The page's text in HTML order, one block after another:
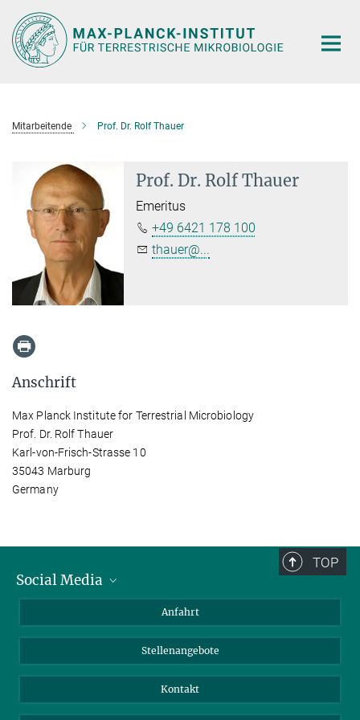
Hauptinhalt
Mitarbeitende Prof. Dr. Rolf Thauer
Prof. Dr. Rolf Thauer
Emeritus
+49 6421 178 100
thauer@...
Anschrift
Max Planck Institute for Terrestrial Microbiology
Prof. Dr. Rolf Thauer
Karl-von-Frisch-Strasse 10
35043 Marburg
Germany
TOP
Social Media
Anfahrt
Stellenangebote
Kontakt